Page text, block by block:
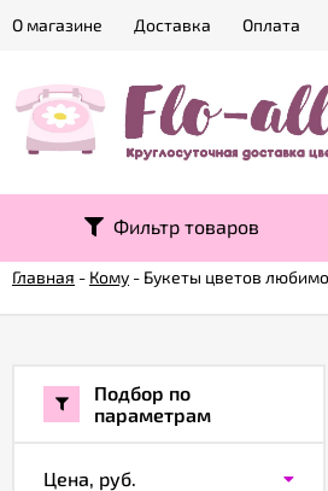
О магазине Доставка Оплата
Фильтр товаров
Главная - Кому - Букеты цветов
Подбор по
параметрам
Цена, руб.